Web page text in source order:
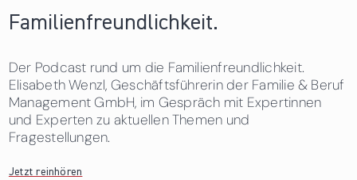
Familienfreundlichkeit.
Der Podcast rund um die Familienfreundlichkeit.
Elisabeth Wenzl, Geschäftsführerin der Familie & Beruf
Management GmbH, im Gespräch mit Expertinnen
und Experten zu aktuellen Themen und
Fragestellungen.
Jetzt reinhören